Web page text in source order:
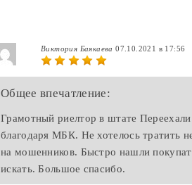
Виктория Баякаева07.10.2021 в 17:56
Общее впечатление:
Грамотный риелтор в штате
благодаря МБК. Не хотелось тратить
на мошенников. Быстро нашли
искать. Большое спасибо.